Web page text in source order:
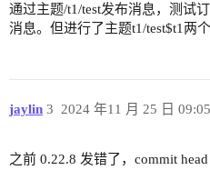
通过主题/t1/test发布消息，测试
消息。但进行了主题t1/test$t1两
jaylin 2024 年11 月 25 日 09:05
3
之前 0.22.8 发错了，commit